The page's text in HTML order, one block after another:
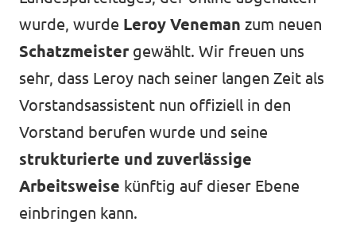
wurde, wurde Leroy Veneman zum neuen
Schatzmeister gewählt. Wir freuen uns
sehr, dass Leroy nach seiner langen Zeit als
Vorstandsassistent nun offiziell in den
Vorstand berufen wurde und seine
strukturierte und zuverlässige
Arbeitsweise künftig auf dieser Ebene
einbringen kann.